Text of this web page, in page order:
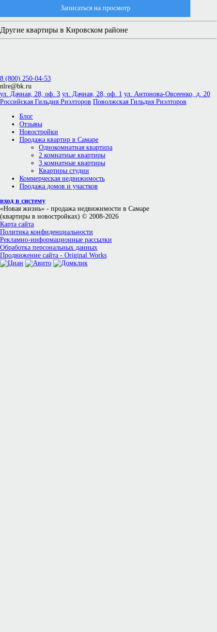
Записаться на просмотр
Другие квартиры в Кировском районе
8 (800) 250-04-53
nlre@bk.ru
ул. Дачная, 28, оф. 3 ул. Дачная, 28, оф. 1 ул. Антонова-Овсеенко, д. 20
Российская Гильдия Риэлторов Поволжская Гильдия Риэлторов
Блог
Отзывы
Новостройки
Продажа квартир в Самаре
Однокомнатная квартира
2 комнатные квартиры
3 комнатные квартиры
Квартиры студии
Коммерческая недвижимость
Продажа домов и участков
вход в систему
«Новая жизнь» - продажа недвижимости в Самаре
(квартиры в новостройках) © 2008-2026
Карта сайта
Политика конфиденциальности
Рекламно-информационные рассылки
Обработка персональных данных
Продвижение сайта - Original Works